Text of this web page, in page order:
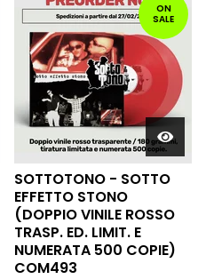
ON
SALE
SOTTOTONO - SOTTO
EFFETTO STONO
(DOPPIO VINILE ROSSO
TRASP. ED. LIMIT. E
NUMERATA 500 COPIE)
COM493